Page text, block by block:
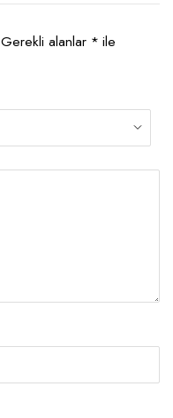
Gerekli alanlar * ile